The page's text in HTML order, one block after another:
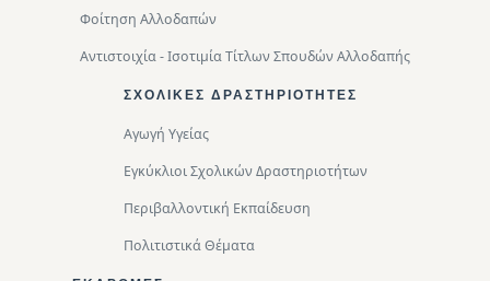
Φοίτηση Αλλοδαπών
Αντιστοιχία - Ισοτιμία Τίτλων Σπουδών Αλλοδαπής
ΣΧΟΛΙΚΈΣ ΔΡΑΣΤΗΡΙΌΤΗΤΕΣ
Αγωγή Υγείας
Εγκύκλιοι Σχολικών Δραστηριοτήτων
Περιβαλλοντική Eκπαίδευση
Πολιτιστικά Θέματα